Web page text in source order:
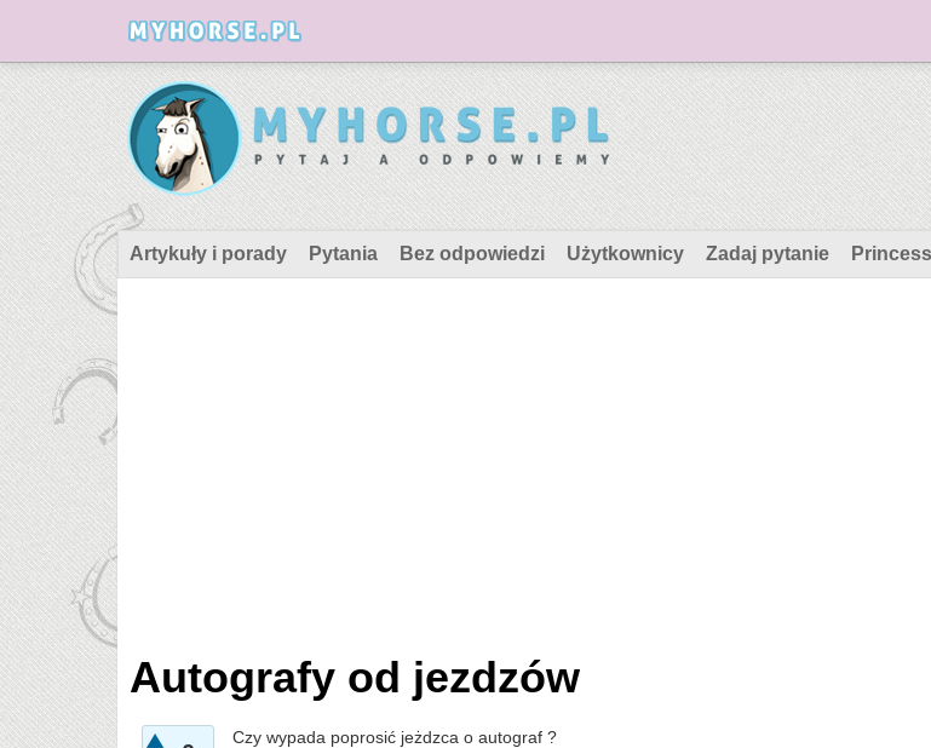
Artykuły i porady Pytania Bez odpowiedzi Użytkownicy Zadaj pytanie Princess
Autografy od jezdzów
Czy wypada poprosić jeżdzca o autograf ?